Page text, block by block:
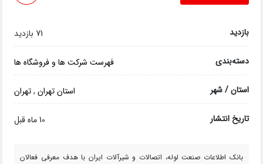
بازدید 71 بازدید
دسته‌بندی فهرست شرکت ها و فروشگاه ها
استان / شهر استان تهران,تهران
تاریخ انتشار 10 ماه قبل
بانک اطلاعات صنعت لوله، اتصالات و شیرآلات ایران با هدف معرفی فعالان